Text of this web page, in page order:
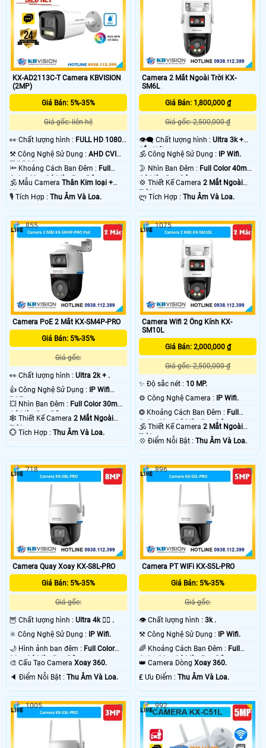
KX-AD2113C-T Camera KBVISION
(2MP)
Giá Bán: 5%-35%
Giá gốc: liên hệ
️👀 Chất lượng hình : FULL HD 1080P
.
⚒ Công Nghệ Sử Dụng : AHD CVI
TVI BCS.
🔦 Khoảng Cách Ban Đêm : Full
Color 40m Có Màu Ban Ðêm.
🕉️ Mẫu Camera Thân Kim loại +
Nhựa.
️🎙 Tích Hợp : Thu Âm Và Loa.
Camera 2 Mắt Ngoài Trời KX-
SM6L
Giá Bán: 1,800,000 ₫
Giá gốc: 2,500,000 ₫
👁️‍🗨 Chất lượng hình :Ultra 3k +
Sắc Nét .
🕉️ Công Nghệ Sử Dụng :
IP Wifi.
🌛 Nhìn Ban Đêm : Full Color 40m
Có Màu Ban Ðêm.
💢 Thiết Kế Camera2 Mắt Ngoài
Trời.
️ლ Tích Hợp :Thu Âm Và Loa.
Camera PoE 2 Mắt KX-SM4P-PRO
Giá Bán: 5%-35%
Giá gốc:
️👀 Chất lượng hình : Ultra 2k + .
👍 Công Nghệ Sử Dụng :
IP Wifi
POE.
💥 Nhìn Ban Đêm : Full Color 30m
Có Màu Ban Ðêm.
🕸️ Thiết Kế Camera 2 Mắt Ngoài
Trời.
️💮 Tích Hợp : Thu Âm Và Loa.
855
Camera Wifi 2 Ống Kính KX-
SM10L
Giá Bán: 2,000,000 ₫
Giá gốc: 2,500,000 ₫
✨ Độ sắc nét : 10 MP.
⚙ Công Nghệ Camera :
IP Wifi.
❂ Khoảng Cách Ban Đêm : Full
Color 40m Có Màu Ban Ðêm.
🕉️ Thiết Kế Camera2 Mắt Ngoài
Trời.
️💠 Điểm Nỗi Bật :Thu Âm Và Loa.
1075
Camera Quay Xoay KX-S8L-PRO
Giá Bán: 5%-35%
Giá gốc:
🦉 Chất lượng hình : Ultra 4k 👍🏾 .
⚛️ Công Nghệ Sử Dụng : IP Wifi.
🌙 Hình ảnh ban đêm : Full Color
30m Có Màu Ban Ðêm.
🎨 Cấu Tạo Camera Xoay 360.
️🔈 Điểm Nỗi Bật : Thu Âm Và Loa.
718
Camera PT WIFi KX-S5L-PRO
Giá Bán: 5%-35%
Giá gốc:
👁 Chất lượng hình :3k .
⚒ Công Nghệ Sử Dụng : IP Wifi.
🌈 Khoảng Cách Ban Đêm : Full
Color 30m Có Màu Ban Ðêm.
👑 Camera DòngXoay 360.
️₤ Ưu Điểm :Thu Âm Và Loa.
896
1005 992